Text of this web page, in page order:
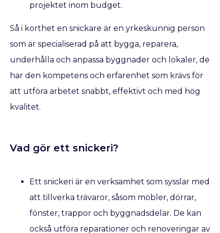
projektet inom budget.
Så i korthet en snickare är en yrkeskunnig person
som är specialiserad på att bygga, reparera,
underhålla och anpassa byggnader och lokaler, de
har den kompetens och erfarenhet som krävs för
att utföra arbetet snabbt, effektivt och med hög
kvalitet.
Vad gör ett snickeri?
Ett snickeri är en verksamhet som sysslar med
att tillverka trävaror, såsom möbler, dörrar,
fönster, trappor och byggnadsdelar. De kan
också utföra reparationer och renoveringar av